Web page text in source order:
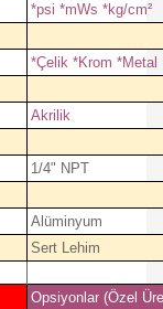
*psi *mWs *kg/cm²
*Çelik *Krom *Metal
Akrilik
1/4" NPT
Alüminyum
Sert Lehim
Opsiyonlar (Özel